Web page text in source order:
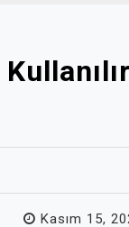
Kasım 15,